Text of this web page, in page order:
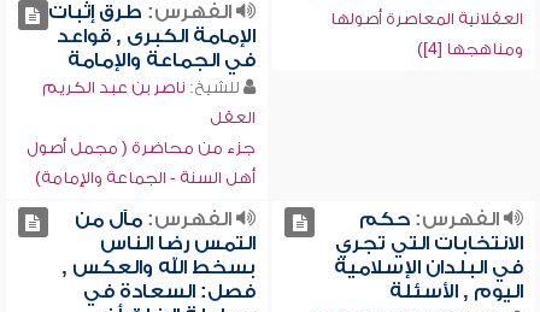
العقلانية المعاصرة أصولها
ومناهجها [4])
الفهرس: طرق إثبات
الإمامة الكبرى , قواعد
في الجماعة والإمامة
للشيخ: ناصر بن عبد الكريم
العقل
جزء من محاضرة ( مجمل أصول
أهل السنة - الجماعة والإمامة)
الفهرس:حكم
الانتخابات التي تجري
في البلدان الإسلامية
اليوم , الأسئلة
الفهرس:مآل من
التمس رضا الناس
بسخط الله والعكس ,
فصل: السعادة في